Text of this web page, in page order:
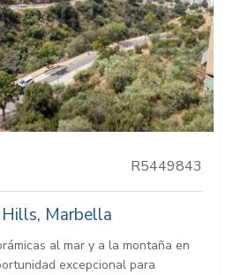
R5449843
Marbella
al mar y a la montaña en
excepcional para